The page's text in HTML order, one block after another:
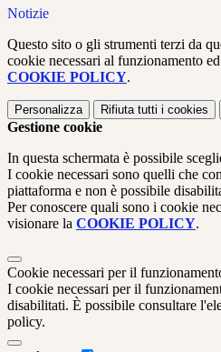
Notizie
Questo sito o gli strumenti terzi da
cookie necessari al funzionamento
COOKIE POLICY.
Personalizza Rifiuta tutti i cookies
Gestione cookie
In questa schermata è possibile
I cookie necessari sono quelli che
piattaforma e non è possibile
Per conoscere quali sono i cookie
visionare la COOKIE POLICY.
Cookie necessari per il
I cookie necessari per il
disabilitati. È possibile consultare
policy.